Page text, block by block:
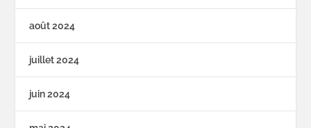
août 2024
juillet 2024
juin 2024